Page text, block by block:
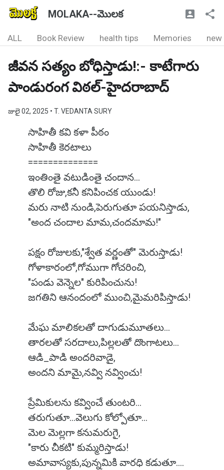
MOLAKA--మొలక
ALL Book Review health tips Memories new
జీవన సత్యం బోధిస్తాడు!:- కాటేగారు
పాండురంగ విఠల్-హైదరాబాద్
జులై 02, 2025 • T. VEDANTA SURY
సాహితీ కవి కళా పీఠం
సాహితీ కెరటాలు
==============
ఇంతింతై వటుడింతై చందాన...
తొలి రోజు,కనీ కనిపించక యుండు!
మరు నాటి నుండి,పెరుగుతూ పయనిస్తాడు,
"అంద చందాల మామ,చందమామ!"
పక్షం రోజులకు,"శ్వేత వర్ణంతో" మెరుస్తాడు!
గోళాకారంలో,గోముగా గోచరించి,
"పండు వెన్నెల" కురిపించును!
జగతిని ఆనందంలో ముంచి,మైమరిపిస్తాడు!
మేఘ మాలికలతో దాగుడుమూతలు...
తారలతో సరదాలు,పిల్లలతో దొంగాటలు...
ఆడి_పాడి అందరివాడై,
అందని మామై,నవ్వి నవ్వించు!
ప్రేమికులను కవ్వించే తుంటరి...
తరుగుతూ...వెలుగు కోల్పోతూ...
మెల మెల్లగా కనుమరుగై,
"కారు చీకటి" కుమ్మరిస్తాడు!
అమావాస్యకు,పున్నమికి వారధి కడుతూ....